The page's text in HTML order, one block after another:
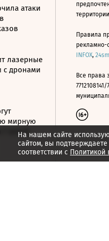
атаки
лазерные
с дронами
мирную
или 8На нашем сайте
сайтом, вы подтверждаете
соответствии с Политикой
Правила
рекламно-
INFOX,
Все